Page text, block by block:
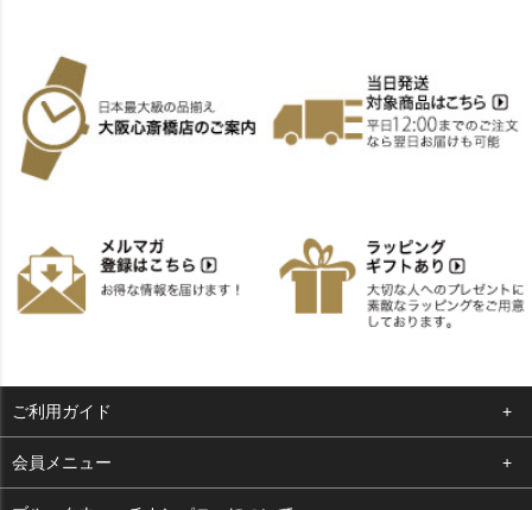
ご利用ガイド
よくある質問
会員メニュー